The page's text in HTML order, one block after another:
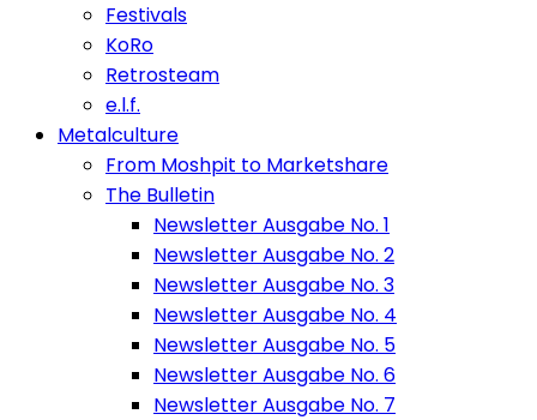
Festivals
KoRo
Retrosteam
e.l.f.
Metalculture
From Moshpit to Marketshare
The Bulletin
Newsletter Ausgabe No. 1
Newsletter Ausgabe No. 2
Newsletter Ausgabe No. 3
Newsletter Ausgabe No. 4
Newsletter Ausgabe No. 5
Newsletter Ausgabe No. 6
Newsletter Ausgabe No. 7